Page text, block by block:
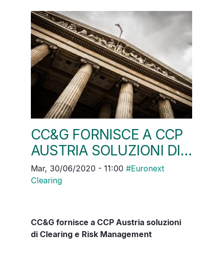
CC&G FORNISCE A CCP
AUSTRIA SOLUZIONI DI…
Mar, 30/06/2020 - 11:00 #Euronext
Clearing
CC&G fornisce a CCP Austria soluzioni
di Clearing e Risk Management